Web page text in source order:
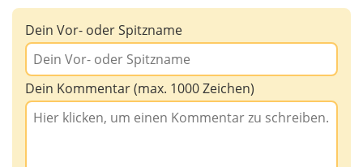
Dein Vor- oder Spitzname
Dein Kommentar (max. 1000 Zeichen)